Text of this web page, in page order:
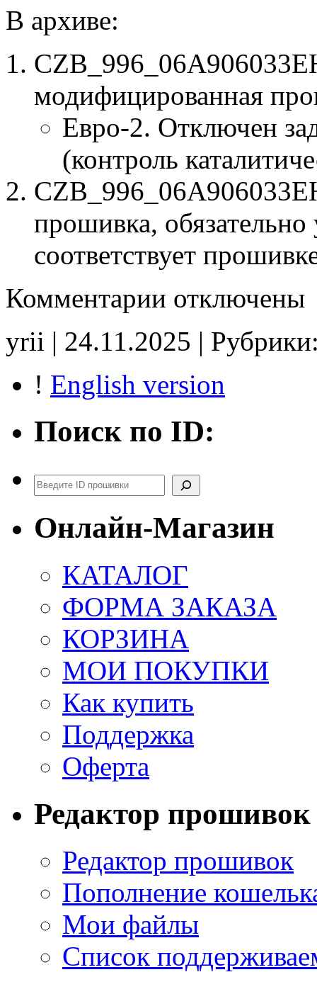
В архиве:
модифицированная
Евро-2. Отключен
(контроль
прошивка, обязательно
соответствует
Комментарии записи
06A906033EH
7004
noCHK
отключены
yrii | 24.11.2025 |
! English version
Поиск по ID:
Поиск
Онлайн-Магазин
КАТАЛОГ
ФОРМА ЗАКАЗА
КОРЗИНА
МОИ ПОКУПКИ
Как купить
Поддержка
Оферта
Редактор прошивок
Редактор прошивок
Пополнение
Мои файлы
Список